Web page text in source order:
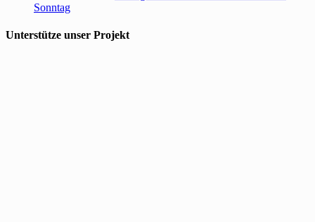
Sonntag
Unterstütze unser Projekt